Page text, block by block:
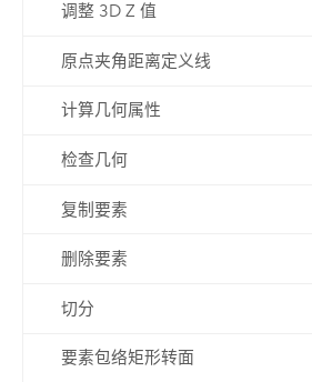
调整 3D Z 值
原点夹角距离定义线
计算几何属性
检查几何
复制要素
删除要素
切分
要素包络矩形转面